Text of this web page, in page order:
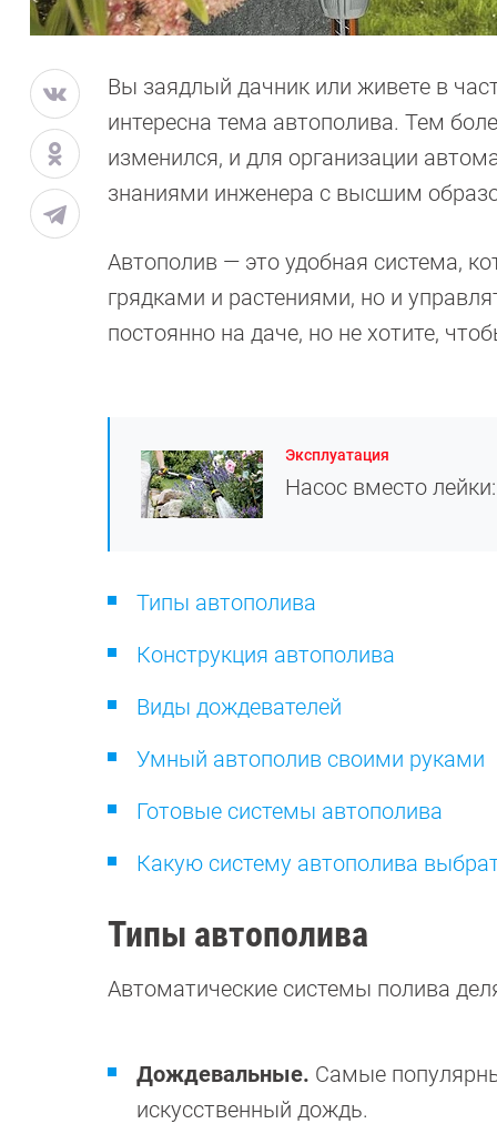
Вы заядлый дачник или живете в
интересна тема автополива. Тем
изменился, и для организации
знаниями инженера с высшим
Автополив — это удобная система,
грядками и растениями, но и
постоянно на даче, но не хотите,
Эксплуатация
Насос вместо
Типы автополива
Конструкция автополива
Виды дождевателей
Умный автополив своими руками
Готовые системы автополива
Какую систему автополива
Типы автополива
Автоматические системы полива
Дождевальные. Самые
искусственный дождь.